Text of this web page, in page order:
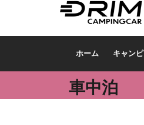
ホーム キャン
車中泊